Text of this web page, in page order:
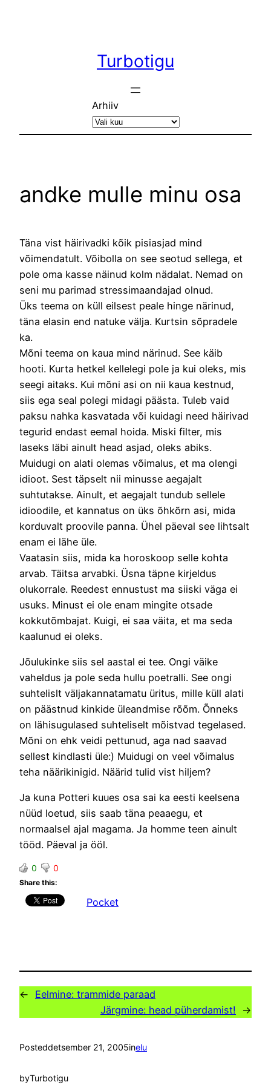
Turbotigu
Arhiiv
andke mulle minu osa
Täna vist häirivadki kõik pisiasjad mind
võimendatult. Võibolla on see seotud sellega, et
pole oma kasse näinud kolm nädalat. Nemad on
seni mu parimad stressimaandajad olnud.
Üks teema on küll eilsest peale hinge närinud,
täna elasin end natuke välja. Kurtsin sõpradele
ka.
Mõni teema on kaua mind närinud. See käib
hooti. Kurta hetkel kellelegi pole ja kui oleks, mis
seegi aitaks. Kui mõni asi on nii kaua kestnud,
siis ega seal polegi midagi päästa. Tuleb vaid
paksu nahka kasvatada või kuidagi need häirivad
tegurid endast eemal hoida. Miski filter, mis
laseks läbi ainult head asjad, oleks abiks.
Muidugi on alati olemas võimalus, et ma olengi
idioot. Sest täpselt nii minusse aegajalt
suhtutakse. Ainult, et aegajalt tundub sellele
idioodile, et kannatus on üks õhkõrn asi, mida
korduvalt proovile panna. Ühel päeval see lihtsalt
enam ei lähe üle.
Vaatasin siis, mida ka horoskoop selle kohta
arvab. Täitsa arvabki. Üsna täpne kirjeldus
olukorrale. Reedest ennustust ma siiski väga ei
usuks. Minust ei ole enam mingite otsade
kokkutõmbajat. Kuigi, ei saa väita, et ma seda
kaalunud ei oleks.
Jõulukinke siis sel aastal ei tee. Ongi väike
vaheldus ja pole seda hullu poetralli. See ongi
suhtelislt väljakannatamatu üritus, mille küll alati
on päästnud kinkide üleandmise rõõm. Õnneks
on lähisugulased suhteliselt mõistvad tegelased.
Mõni on ehk veidi pettunud, aga nad saavad
sellest kindlasti üle:) Muidugi on veel võimalus
teha näärikinigid. Näärid tulid vist hiljem?
Ja kuna Potteri kuues osa sai ka eesti keelsena
nüüd loetud, siis saab täna peaaegu, et
normaalsel ajal magama. Ja homme teen ainult
tööd. Päeval ja ööl.
0 0
Share this:
Pocket
← Eelmine: trammide paraad
Järgmine: head püherdamist! →
Posteddetsember 21, 2005inelu
byTurbotigu